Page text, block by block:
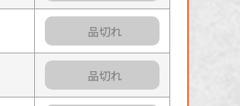
カートに入れる
カートに入れる